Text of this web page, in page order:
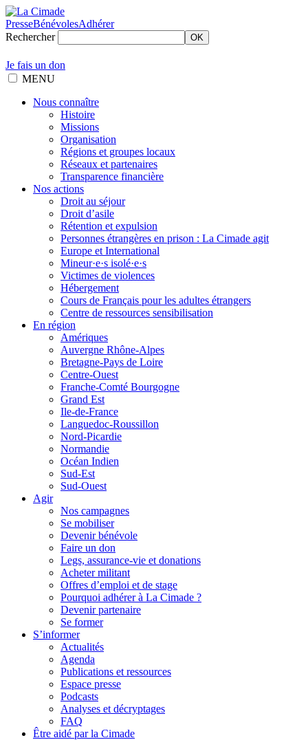
PresseBénévolesAdhérer
Rechercher
OK
Je fais un don
MENU
Nous connaître
Histoire
Missions
Organisation
Régions et groupes locaux
Réseaux et partenaires
Transparence financière
Nos actions
Droit au séjour
Droit d’asile
Rétention et expulsion
Personnes étrangères en prison : La Cimade agit
Europe et International
Mineur·e·s isolé·e·s
Victimes de violences
Hébergement
Cours de Français pour les adultes étrangers
Centre de ressources sensibilisation
En région
Amériques
Auvergne Rhône-Alpes
Bretagne-Pays de Loire
Centre-Ouest
Franche-Comté Bourgogne
Grand Est
Ile-de-France
Languedoc-Roussillon
Nord-Picardie
Normandie
Océan Indien
Sud-Est
Sud-Ouest
Agir
Nos campagnes
Se mobiliser
Devenir bénévole
Faire un don
Legs, assurance-vie et donations
Acheter militant
Offres d’emploi et de stage
Pourquoi adhérer à La Cimade ?
Devenir partenaire
Se former
S’informer
Actualités
Agenda
Publications et ressources
Espace presse
Podcasts
Analyses et décryptages
FAQ
Être aidé par la Cimade